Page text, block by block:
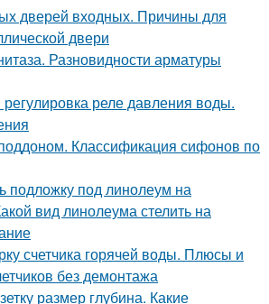
дверей входных. Причины для
двери
Разновидности арматуры
реле давления воды.
Классификация сифонов по
подложку под линолеум на
вид линолеума стелить на
счетчика горячей воды. Плюсы и
без демонтажа
размер глубина. Какие